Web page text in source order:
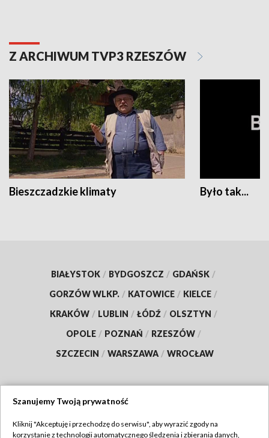
Z ARCHIWUM TVP3 RZESZÓW
Bieszczadzkie klimaty Było tak...
BIAŁYSTOK / BYDGOSZCZ / GDAŃSK /
GORZÓW WLKP. / KATOWICE / KIELCE /
KRAKÓW / LUBLIN / ŁÓDŹ / OLSZTYN /
OPOLE / POZNAŃ / RZESZÓW /
SZCZECIN / WARSZAWA / WROCŁAW
Szanujemy Twoją prywatność
Kliknij "Akceptuję i przechodzę do serwisu", aby wyrazić zgody na
korzystanie z technologii automatycznego śledzenia i zbierania danych,